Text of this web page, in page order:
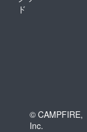
ド
© CAMPFIRE,
Inc.